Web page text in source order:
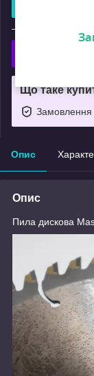
Що таке
Замовлення
Опис
Опис
Пила дискова